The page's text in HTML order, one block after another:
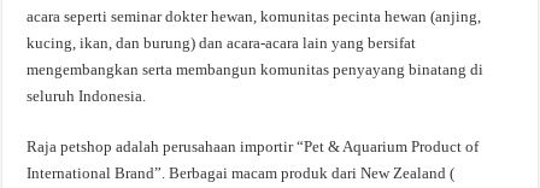
acara seperti seminar dokter hewan, komunitas pecinta hewan (anjing,
kucing, ikan, dan burung) dan acara-acara lain yang bersifat
mengembangkan serta membangun komunitas penyayang binatang di
seluruh Indonesia.
Raja petshop adalah perusahaan importir “Pet & Aquarium Product of
International Brand”. Berbagai macam produk dari New Zealand (